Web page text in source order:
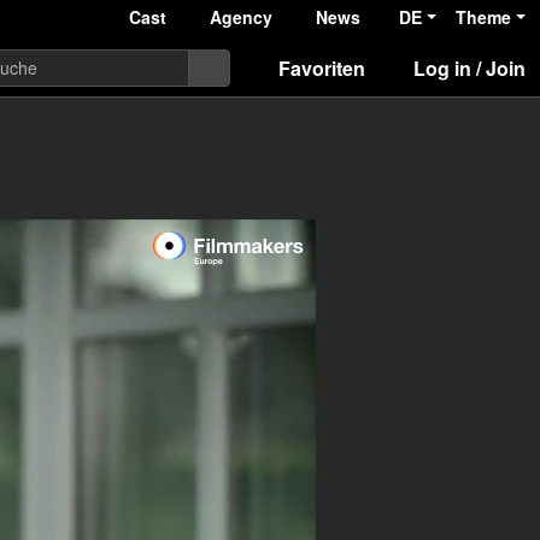
Cast Agency News DE Theme
Favoriten Log in / Join